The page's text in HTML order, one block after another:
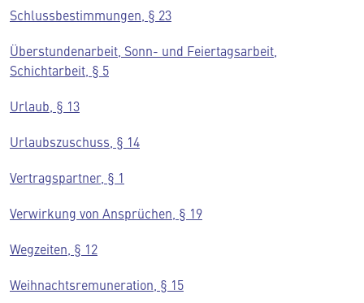
Schlussbestimmungen, § 23
Überstundenarbeit, Sonn- und Feiertagsarbeit,
Schichtarbeit, § 5
Urlaub, § 13
Urlaubszuschuss, § 14
Vertragspartner, § 1
Verwirkung von Ansprüchen, § 19
Wegzeiten, § 12
Weihnachtsremuneration, § 15